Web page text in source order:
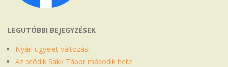
LEGUTÓBBI BEJEGYZÉSEK
Nyári ügyelet változás!
Az ötödik Sakk Tábor második hete